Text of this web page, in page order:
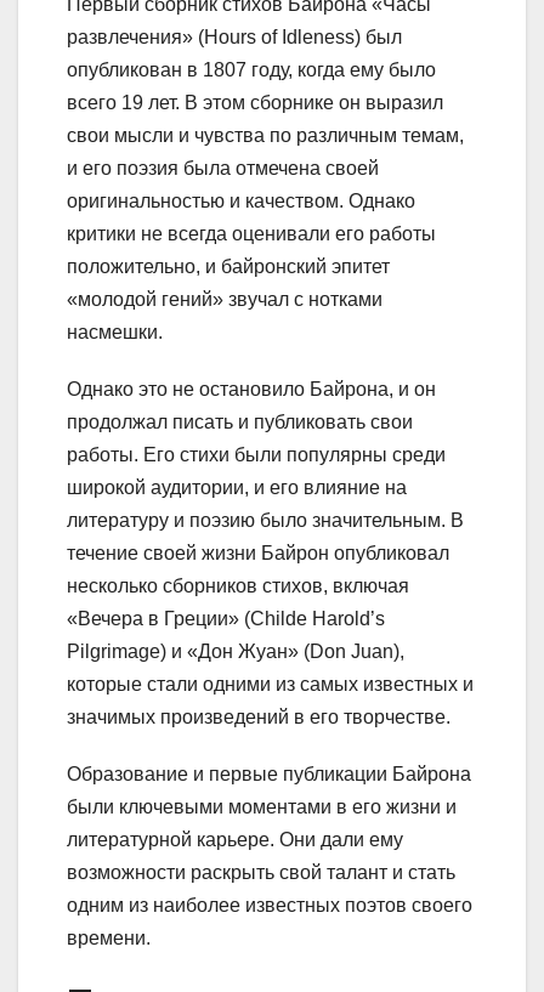
развлечения» (Hours of Idleness) был
опубликован в 1807 году, когда ему было
всего 19 лет. В этом сборнике он выразил
свои мысли и чувства по различным темам,
и его поэзия была отмечена своей
оригинальностью и качеством. Однако
критики не всегда оценивали его работы
положительно, и байронский эпитет
«молодой гений» звучал с нотками
насмешки.
Однако это не остановило Байрона, и он
продолжал писать и публиковать свои
работы. Его стихи были популярны среди
широкой аудитории, и его влияние на
литературу и поэзию было значительным. В
течение своей жизни Байрон опубликовал
несколько сборников стихов, включая
«Вечера в Греции» (Childe Harold’s
Pilgrimage) и «Дон Жуан» (Don Juan),
которые стали одними из самых известных и
значимых произведений в его творчестве.
Образование и первые публикации Байрона
были ключевыми моментами в его жизни и
литературной карьере. Они дали ему
возможности раскрыть свой талант и стать
одним из наиболее известных поэтов своего
времени.